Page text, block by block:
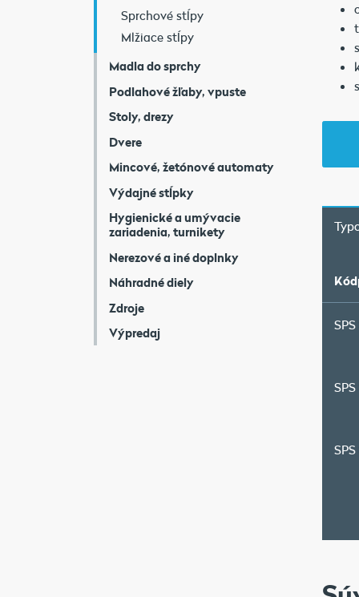
Sprchové stĺpy
Mlžiace stĺpy
Madla do sprchy
Podlahové žľaby, vpuste
Stoly, drezy
Dvere
Mincové, žetónové automaty
Výdajné stĺpky
Hygienické a umývacie
zariadenia, turnikety
Nerezové a iné doplnky
Náhradné diely
Zdroje
Výpredaj
SPS
SPS